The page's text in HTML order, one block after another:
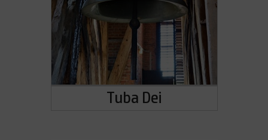
Tuba Dei